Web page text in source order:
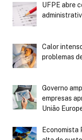
UFPE abre
Calor
problemas
Governo
empresas
União
Economista